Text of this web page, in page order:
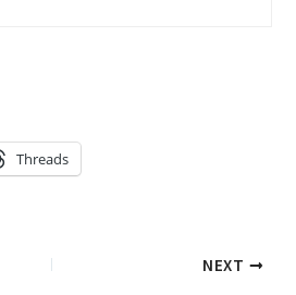
Threads
NEXT